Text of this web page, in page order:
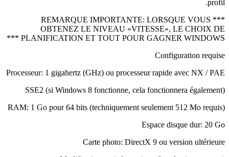
profil.
*** REMARQUE IMPORTANTE: LORSQUE VOUS
OBTENEZ LE NIVEAU «VITESSE», LE CHOIX DE
PLANIFICATION ET TOUT POUR GAGNER WINDOWS ***
Configuration requise
Processeur: 1 gigahertz (GHz) ou processeur rapide avec NX / PAE
SSE2 (si Windows 8 fonctionne, cela fonctionnera également)
RAM: 1 Go pour 64 bits (techniquement seulement 512 Mo requis)
Espace disque dur: 20 Go
Carte photo: DirectX 9 ou version ultérieure